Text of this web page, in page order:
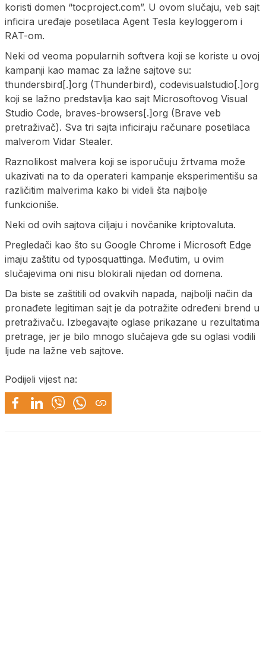
koristi domen “tocproject.com”. U ovom slučaju, veb sajt
inficira uređaje posetilaca Agent Tesla keyloggerom i
RAT-om.
Neki od veoma popularnih softvera koji se koriste u ovoj
kampanji kao mamac za lažne sajtove su:
thundersbird[.]org (Thunderbird), codevisualstudio[.]org
koji se lažno predstavlja kao sajt Microsoftovog Visual
Studio Code, braves-browsers[.]org (Brave veb
pretraživač). Sva tri sajta inficiraju računare posetilaca
malverom Vidar Stealer.
Raznolikost malvera koji se isporučuju žrtvama može
ukazivati na to da operateri kampanje eksperimentišu sa
različitim malverima kako bi videli šta najbolje
funkcioniše.
Neki od ovih sajtova ciljaju i novčanike kriptovaluta.
Pregledači kao što su Google Chrome i Microsoft Edge
imaju zaštitu od typosquattinga. Međutim, u ovim
slučajevima oni nisu blokirali nijedan od domena.
Da biste se zaštitili od ovakvih napada, najbolji način da
pronađete legitiman sajt je da potražite određeni brend u
pretraživaču. Izbegavajte oglase prikazane u rezultatima
pretrage, jer je bilo mnogo slučajeva gde su oglasi vodili
ljude na lažne veb sajtove.
Podijeli vijest na: